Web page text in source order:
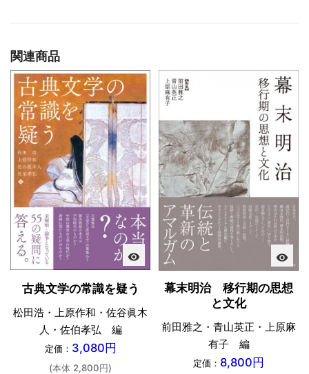
関連商品
visibility
古典文学の常識を疑う
松田浩・上原作和・佐谷眞木
人・佐伯孝弘 編
定価： 3,080円
(本体 2,800円)
visibility
幕末明治 移行期の思想
と文化
前田雅之・青山英正・上原麻
有子 編
定価： 8,800円